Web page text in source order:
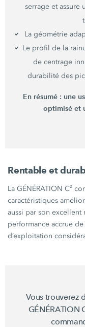
serrage et
La géométrie
Le profil de la
de centrage
durabilité des
En résumé : une
optimisé et
Rentable et
LaGÉNÉRATION C²
caractéristiques
aussi par son
performance accrue
d’exploitation
Vous trouverez
GÉNÉRATION